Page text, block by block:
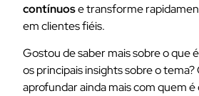
contínuose transforme
em clientes fiéis.
Gostou de saber mais sobre o que
os principais insights sobre o tema?
aprofundar ainda mais com quem é